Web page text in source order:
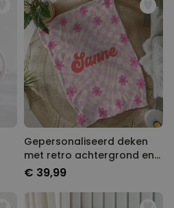
Gepersonaliseerd deken
met retro achtergrond en
naam
€ 39,99